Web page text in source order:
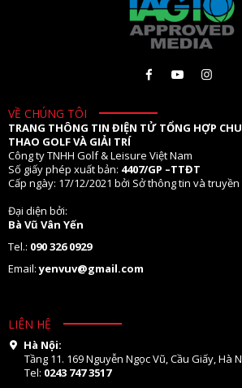
VỀ CHÚNG TÔI
TRANG THÔNG TIN ĐIỆN TỬ TỔNG HỢP
THAO GOLF VÀ GIẢI TRÍ
Công ty TNHH Golf & Leisure Việt Nam
Số giấy phép xuất bản: 4407/GP –TTĐT
Cấp ngày: 17/12/2021 bởi Sở thông tin và
Đại diện bởi:
Bà Vũ Vân Yến
Tel.: 090 326 0929
Email:yenvuv@gmail.com
LIÊN HỆ
Hà Nội:
Tầng 11. 169 Nguyễn Ngọc Vũ, Cầu Giấy, Hà
Tel: 0243 747 3517